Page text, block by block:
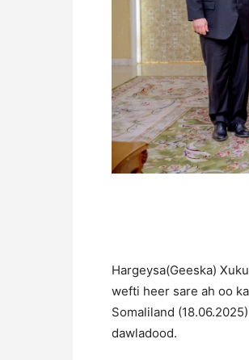
Hargeysa(Geeska)
wefti heer sare ah oo
Somaliland
dawladood.